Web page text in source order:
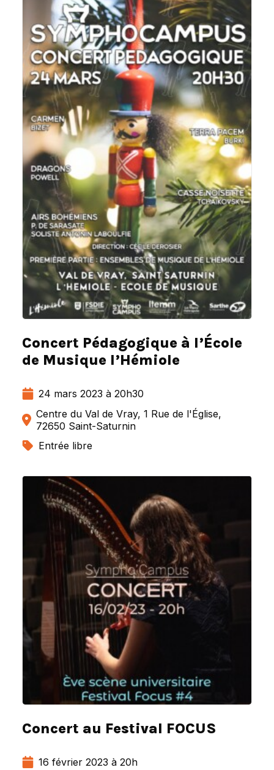
Concert Pédagogique à l’École
de Musique l’Hémiole
24 mars 2023 à 20h30
Centre du Val de Vray, 1 Rue de l'Église,
72650 Saint-Saturnin
Entrée libre
Concert au Festival FOCUS
16 février 2023 à 20h